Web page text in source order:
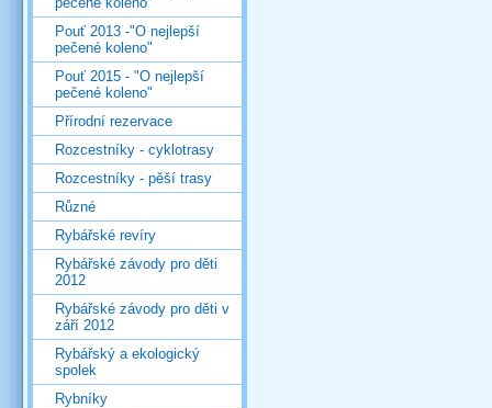
Pouť 2013 -"O nejlepší
pečené koleno"
Pouť 2015 - "O nejlepší
pečené koleno"
Přírodní rezervace
Rozcestníky - cyklotrasy
Rozcestníky - pěší trasy
Různé
Rybářské revíry
Rybářské závody pro děti
2012
Rybářské závody pro děti v
září 2012
Rybářský a ekologický
spolek
Rybníky